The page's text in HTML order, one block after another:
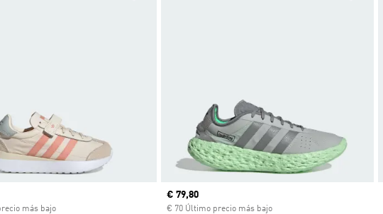
más bajo
Precio actual
€ 79,80
€ 70 Último precio más bajo